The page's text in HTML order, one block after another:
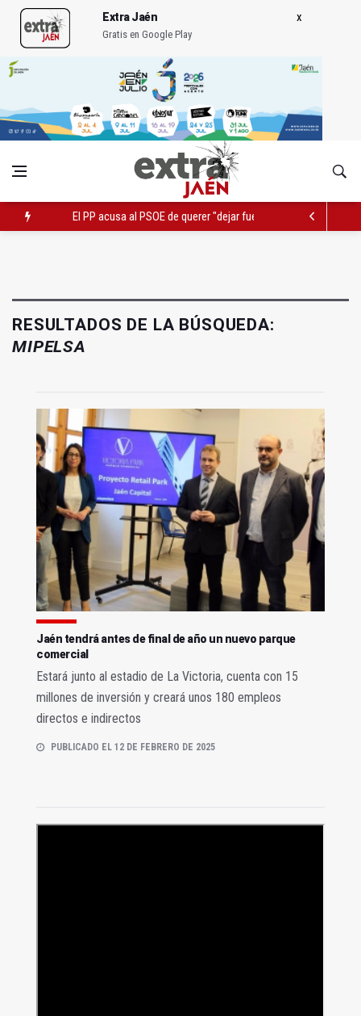
Extra Jaén
Gratis en Google Play
El PP acusa al PSOE de querer "dejar fuera" a la Junta en el
Denuncian que Cazorla se queda con solo dos bomberos por
RESULTADOS DE LA BÚSQUEDA:
MIPELSA
Jaén tendrá antes de final de año un nuevo parque
comercial
Estará junto al estadio de La Victoria, cuenta con 15
millones de inversión y creará unos 180 empleos
directos e indirectos
PUBLICADO EL 12 DE FEBRERO DE 2025